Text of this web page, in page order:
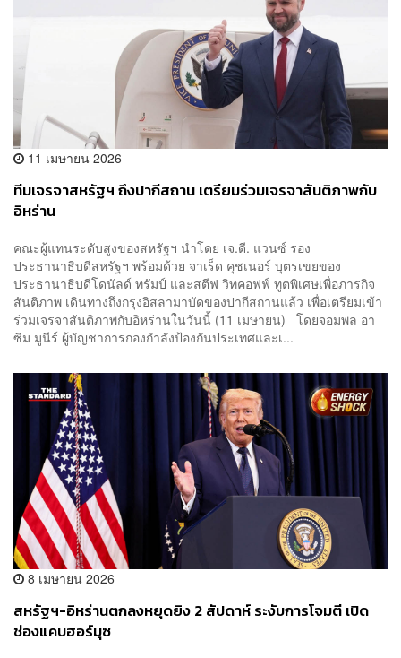
11 เมษายน 2026
ทีมเจรจาสหรัฐฯ ถึงปากีสถาน เตรียมร่วมเจรจาสันติภาพกับ
อิหร่าน
คณะผู้แทนระดับสูงของสหรัฐฯ นำโดย เจ.ดี. แวนซ์ รอง
ประธานาธิบดีสหรัฐฯ พร้อมด้วย จาเร็ด คุชเนอร์ บุตรเขยของ
ประธานาธิบดีโดนัลด์ ทรัมป์ และสตีฟ วิทคอฟฟ์ ทูตพิเศษเพื่อภารกิจ
สันติภาพ เดินทางถึงกรุงอิสลามาบัดของปากีสถานแล้ว เพื่อเตรียมเข้า
ร่วมเจรจาสันติภาพกับอิหร่านในวันนี้ (11 เมษายน) โดยจอมพล อา
ซิม มูนีร์ ผู้บัญชาการกองกำลังป้องกันประเทศและเ...
8 เมษายน 2026
สหรัฐฯ-อิหร่านตกลงหยุดยิง 2 สัปดาห์ ระงับการโจมตี เปิด
ช่องแคบฮอร์มุซ